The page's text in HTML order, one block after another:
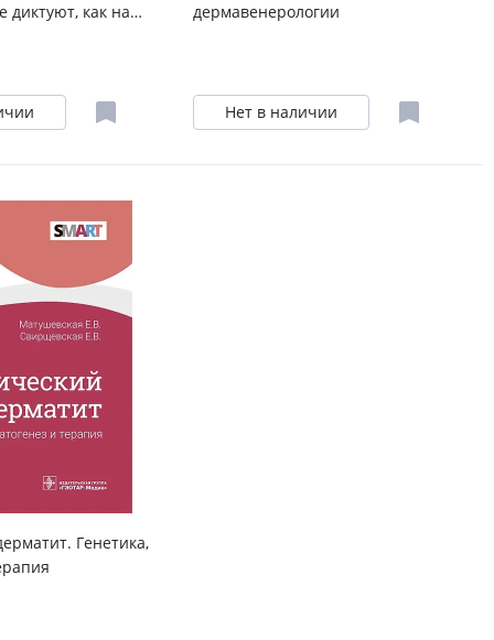
диктуют, как нам
дермавенерологии
Нет в наличии
Генетика,